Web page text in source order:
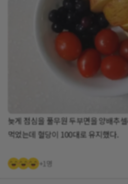
늦게 점심을 풀무원 두부면을 양배추
먹었는데 혈당이 100대로 유지했다.
+1명